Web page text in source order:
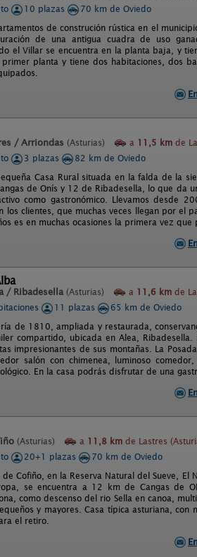
10 plazas
70 km de Oviedo
de construción rústica en el
de una antigua cuadra de uso
el Villar se encuentra en la planta baja, y
planta y tiene dos habitaciones, dos
/ Arriondas (Asturias) a 11,5 km de
3 plazas
82 km de Oviedo
Casa Rural situada en la falda de la
de Onís y 12 de Ribadesella, lo que da
como gastronómico. Llevamos desde
los clientes, que muchas veces llegan por el
es en muchas ocasiones la primera vez
/ Ribadesella (Asturias) a 11,6 km de
11 plazas
65 km de Oviedo
de 1810, ampliada y restaurada,
compartido, ubicada en Alea,
impresionantes de sus montañas. La
salón con chimenea, luminoso
En la casa podrás disfrutar de una
(Asturias) a 11,8 km de Lastres
20+1 plazas
70 km de Oviedo
Cofiño, en la Reserva Natural del Sueve,
se encuentra a 12 km de Cangas de
como descenso del rio Sella en canoa,
y mayores. Casa típica asturiana,
el retiro.